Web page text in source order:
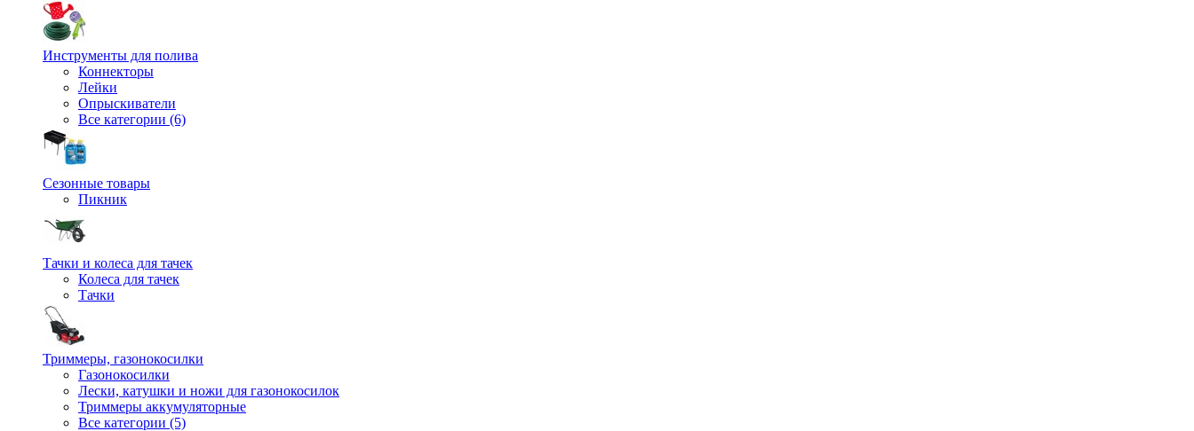
Инструменты для полива
Коннекторы
Лейки
Опрыскиватели
Все категории (6)
Сезонные товары
Пикник
Тачки и колеса для тачек
Колеса для тачек
Тачки
Триммеры, газонокосилки
Газонокосилки
Лески, катушки и ножи для газонокосилок
Триммеры аккумуляторные
Все категории (5)